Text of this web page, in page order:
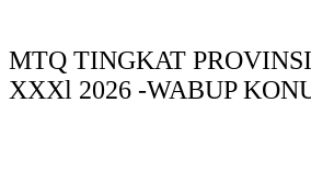
MTQ TINGKAT
XXXl 2026 -WABUP